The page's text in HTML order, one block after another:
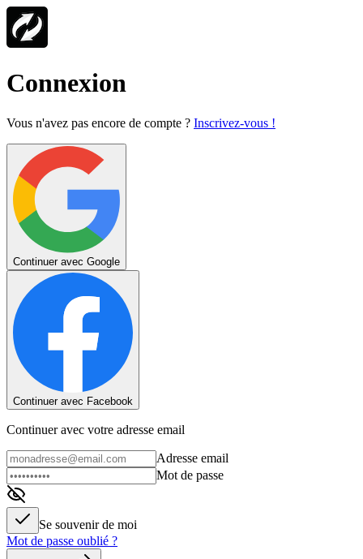
Connexion
Vous n'avez pas encore de compte ? Inscrivez-vous !
Continuer avec Google
Continuer avec Facebook
Continuer avec votre adresse email
Adresse email
Mot de passe
Se souvenir de moi
Mot de passe oublié ?